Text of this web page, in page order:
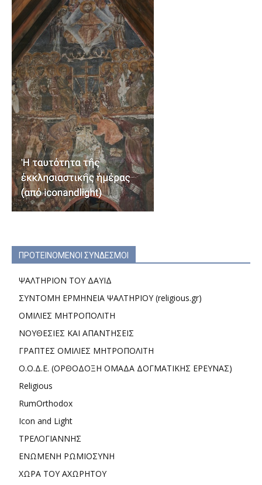
ΠΡΟΤΕΙΝΟΜΕΝΟΙ ΣΥΝΔΕΣΜΟΙ
ΨΑΛΤΗΡΙΟΝ ΤΟΥ ΔΑΥΙΔ
ΣΥΝΤΟΜΗ ΕΡΜΗΝΕΙΑ ΨΑΛΤΗΡΙΟΥ (religious.gr)
ΟΜΙΛΙΕΣ ΜΗΤΡΟΠΟΛΙΤΗ
ΝΟΥΘΕΣΙΕΣ ΚΑΙ ΑΠΑΝΤΗΣΕΙΣ
ΓΡΑΠΤΕΣ ΟΜΙΛΙΕΣ ΜΗΤΡΟΠΟΛΙΤΗ
Ο.Ο.Δ.Ε. (ΟΡΘΟΔΟΞΗ ΟΜΑΔΑ ΔΟΓΜΑΤΙΚΗΣ ΕΡΕΥΝΑΣ)
Religious
RumOrthodox
Icon and Light
ΤΡΕΛΟΓΙΑΝΝΗΣ
ΕΝΩΜΕΝΗ ΡΩΜΙΟΣΥΝΗ
ΧΩΡΑ ΤΟΥ ΑΧΩΡΗΤΟΥ